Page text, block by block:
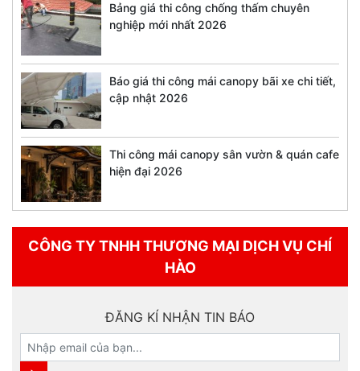
Bảng giá thi công chống thấm chuyên
nghiệp mới nhất 2026
Báo giá thi công mái canopy bãi xe chi tiết,
cập nhật 2026
Thi công mái canopy sân vườn & quán cafe
hiện đại 2026
CÔNG TY TNHH THƯƠNG MẠI DỊCH VỤ CHÍ
HÀO
ĐĂNG KÍ NHẬN TIN BÁO